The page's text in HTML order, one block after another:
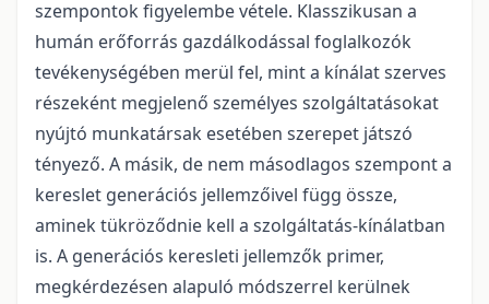
szempontok figyelembe vétele. Klasszikusan a
humán erőforrás gazdálkodással foglalkozók
tevékenységében merül fel, mint a kínálat szerves
részeként megjelenő személyes szolgáltatásokat
nyújtó munkatársak esetében szerepet játszó
tényező. A másik, de nem másodlagos szempont a
kereslet generációs jellemzőivel függ össze,
aminek tükröződnie kell a szolgáltatás-kínálatban
is. A generációs keresleti jellemzők primer,
megkérdezésen alapuló módszerrel kerülnek